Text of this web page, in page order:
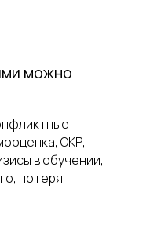
можно
ОКР,
в обучении,
потеря